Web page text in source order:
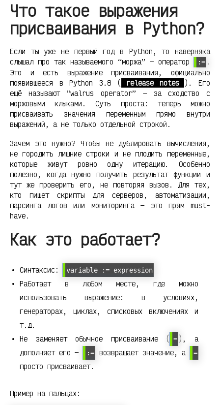
Что такое выражения
присваивания в Python?
Если ты уже не первый год в Python, то наверняка
слышал про так называемого “моржа” — оператор
:= .
Это и есть выражение присваивания, официально
появившееся в Python 3.8 (
release notes
). Его
ещё называют “walrus operator” — за сходство с
моржовыми клыками. Суть проста: теперь можно
присваивать значения переменным прямо внутри
выражений, а не только отдельной строкой.
Зачем это нужно? Чтобы не дублировать вычисления,
не городить лишние строки и не плодить переменные,
которые живут ровно одну итерацию. Особенно
полезно, когда нужно получить результат функции и
тут же проверить его, не повторяя вызов. Для тех,
кто пишет скрипты для серверов, автоматизации,
парсинга логов или мониторинга — это прям must-
have.
Как это работает?
Синтаксис: variable := expression
Работает в любом месте, где можно
использовать выражение: в условиях,
генераторах, циклах, списковых включениях и
т.д.
Не заменяет обычное присваивание (
= ), а
дополняет его —
:= возвращает значение, а =
просто присваивает.
Пример на пальцах: